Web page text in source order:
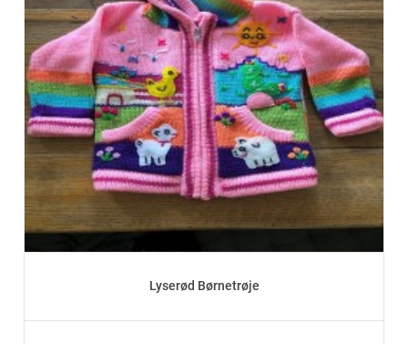
Lyserød Børnetrøje